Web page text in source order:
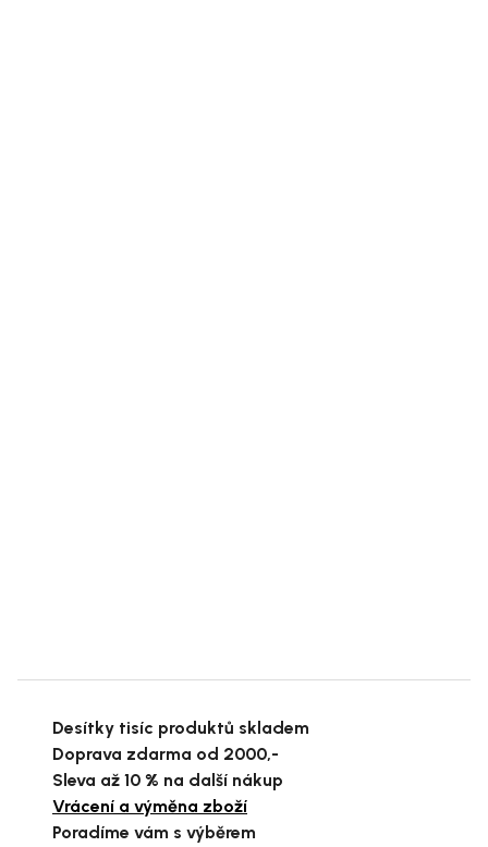
Desítky tisíc produktů skladem
Doprava zdarma od 2000,-
Sleva až 10 % na další nákup
Vrácení a výměna zboží
Poradíme vám s výběrem